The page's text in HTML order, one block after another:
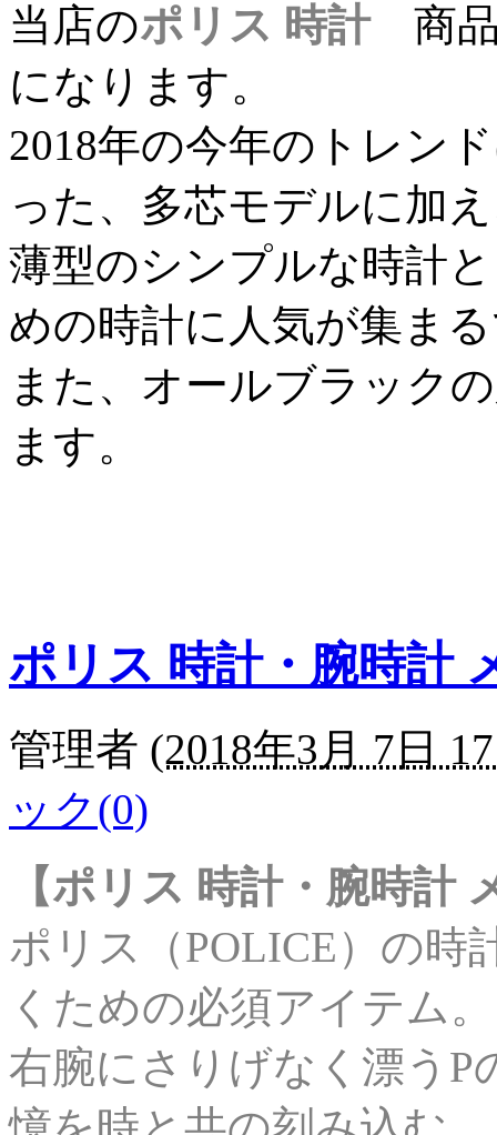
当店のポリス 時計 商
になります。
2018年の今年のトレン
った、多芯モデルに加
薄型のシンプルな時計
めの時計に人気が集ま
また、オールブラック
ます。
ポリス 時計・腕時計
管理者 (2018年3月 7日
ック(0)
【ポリス 時計・腕時計
ポリス（POLICE）の時
くための必須アイテム。
右腕にさりげなく漂うP